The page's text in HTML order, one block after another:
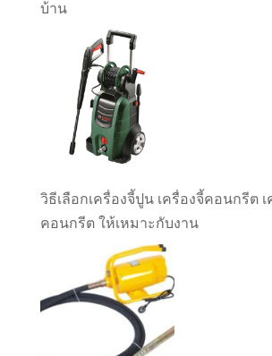
บ้าน
วิธีเลือกเครื่องจี้ปูน เครื่องจี้คอนกรีต
คอนกรีต ให้เหมาะกับงาน